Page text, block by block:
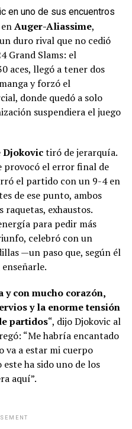
en uno de sus encuentros
Auger-Aliassime,
duro rival que no cedió
Grand Slams: el
aces, llegó a tener dos
y forzó el
donde quedó a solo
suspendiera el juego
Djokovictiró de jerarquía.
provocó el error final de
el partido con un 9-4 en
de ese punto, ambos
raquetas, exhaustos.
para pedir más
celebró con un
—un paso que, según él
y con mucho corazón,
y la enorme tensión
partidos“, dijo Djokovic al
“Me habría encantado
va a estar mi cuerpo
ha sido uno de los
aquí”.